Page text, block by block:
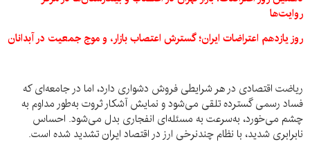
روایت‌ها
روز یازدهم اعتراضات ایران؛ گسترش اعتصاب بازار، و موج جمعیت در آبدانان
ریاضت اقتصادی در هر شرایطی فروش دشواری دارد، اما در جامعه‌ای که
فساد رسمی گسترده تلقی می‌شود و نمایش آشکار ثروت به‌طور مداوم به
چشم می‌خورد، به‌سرعت به مسئله‌ای انفجاری بدل می‌شود. احساس
نابرابری شدید، با نظام چندنرخی ارز در اقتصاد ایران تشدید شده است.